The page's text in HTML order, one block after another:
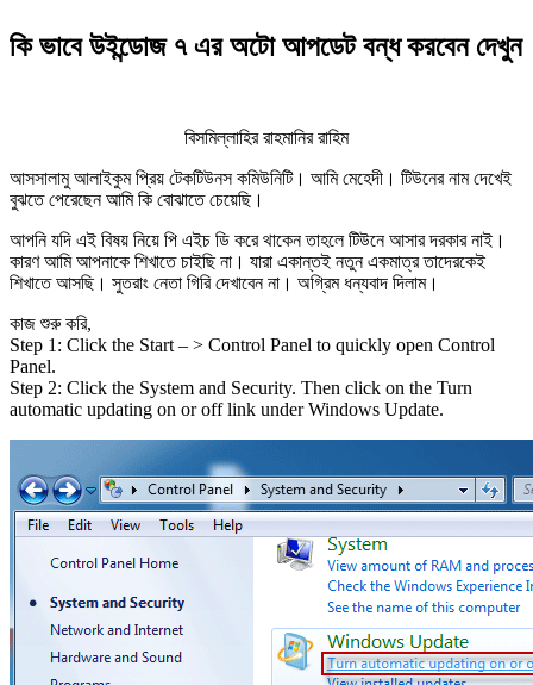
কি ভাবে উইন্ডোজ ৭ এর অটো আপডেট বন্ধ করবেন দেখুন
বিসমিল্লাহির রাহমানির রাহিম
আসসালামু আলাইকুম প্রিয় টেকটিউনস কমিউনিটি। আমি মেহেদী। টিউনের নাম দেখেই
বুঝতে পেরেছেন আমি কি বোঝাতে চেয়েছি।
আপনি যদি এই বিষয় নিয়ে পি এইচ ডি করে থাকেন তাহলে টিউনে আসার দরকার নাই।
কারণ আমি আপনাকে শিখাতে চাইছি না। যারা একান্তই নতুন একমাত্র তাদেরকেই
শিখাতে আসছি। সুতরাং নেতা গিরি দেখাবেন না। অগ্রিম ধন্যবাদ দিলাম।
কাজ শুরু করি,
Step 1: Click the Start – > Control Panel to quickly open Control
Panel.
Step 2: Click the System and Security. Then click on the Turn
automatic updating on or off link under Windows Update.